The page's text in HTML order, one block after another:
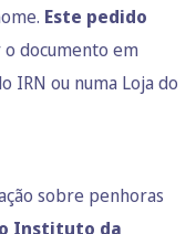
Este pedido
documento em
IRN ou numa Loja do
sobre penhoras
Instituto da